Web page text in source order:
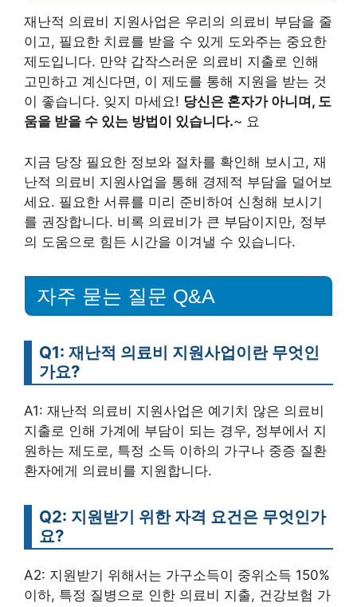
재난적 의료비 지원사업은 우리의 의료비 부담을 줄
이고, 필요한 치료를 받을 수 있게 도와주는 중요한
제도입니다. 만약 갑작스러운 의료비 지출로 인해
고민하고 계신다면, 이 제도를 통해 지원을 받는 것
이 좋습니다. 잊지 마세요! 당신은 혼자가 아니며, 도
움을 받을 수 있는 방법이 있습니다.~ 요
지금 당장 필요한 정보와 절차를 확인해 보시고, 재
난적 의료비 지원사업을 통해 경제적 부담을 덜어보
세요. 필요한 서류를 미리 준비하여 신청해 보시기
를 권장합니다. 비록 의료비가 큰 부담이지만, 정부
의 도움으로 힘든 시간을 이겨낼 수 있습니다.
자주 묻는 질문 Q&A
Q1: 재난적 의료비 지원사업이란 무엇인
가요?
A1: 재난적 의료비 지원사업은 예기치 않은 의료비
지출로 인해 가계에 부담이 되는 경우, 정부에서 지
원하는 제도로, 특정 소득 이하의 가구나 중증 질환
환자에게 의료비를 지원합니다.
Q2: 지원받기 위한 자격 요건은 무엇인가
요?
A2: 지원받기 위해서는 가구소득이 중위소득 150%
이하, 특정 질병으로 인한 의료비 지출, 건강보험 가